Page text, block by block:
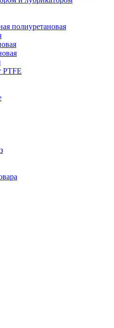
полиуретановая
PTFE